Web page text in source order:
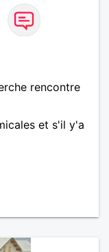
rencontre
et s'il y'a